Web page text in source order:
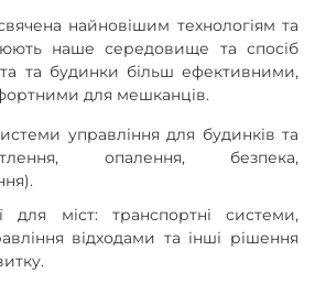
найновішим технологіям та
наше середовище та спосіб
та будинки більш ефективними,
для мешканців.
управління для будинків та
опалення, безпека,
для міст: транспортні системи,
відходами та інші рішення